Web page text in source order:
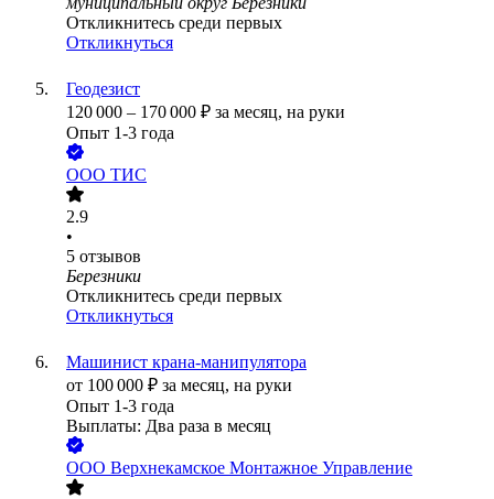
Откликнитесь среди первых
Откликнуться
Геодезист
120 000 – 170 000 ₽ за месяц, на руки
Опыт 1-3 года
ООО ТИС
2.9
•
5 отзывов
Березники
Откликнитесь среди первых
Откликнуться
Машинист крана-манипулятора
от 100 000 ₽ за месяц, на руки
Опыт 1-3 года
Выплаты: Два раза в месяц
ООО Верхнекамское Монтажное Управление